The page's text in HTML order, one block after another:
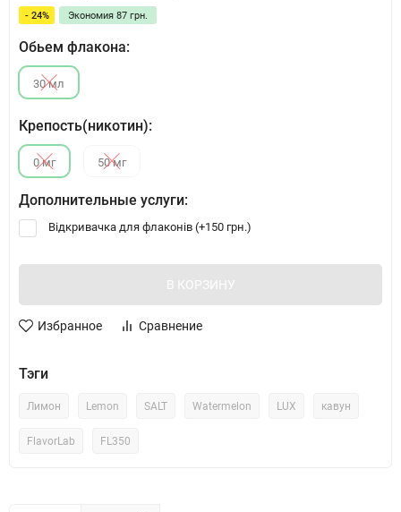
- 24% Экономия 87 грн.
Обьем флакона:
30 мл
Крепость(никотин):
0 мг 50 мг
Дополнительные услуги:
Відкривачка для флаконів (+150 грн.)
В КОРЗИНУ
Избранное Сравнение
Тэги
Лимон Lemon SALT Watermelon LUX кавун
FlavorLab FL350